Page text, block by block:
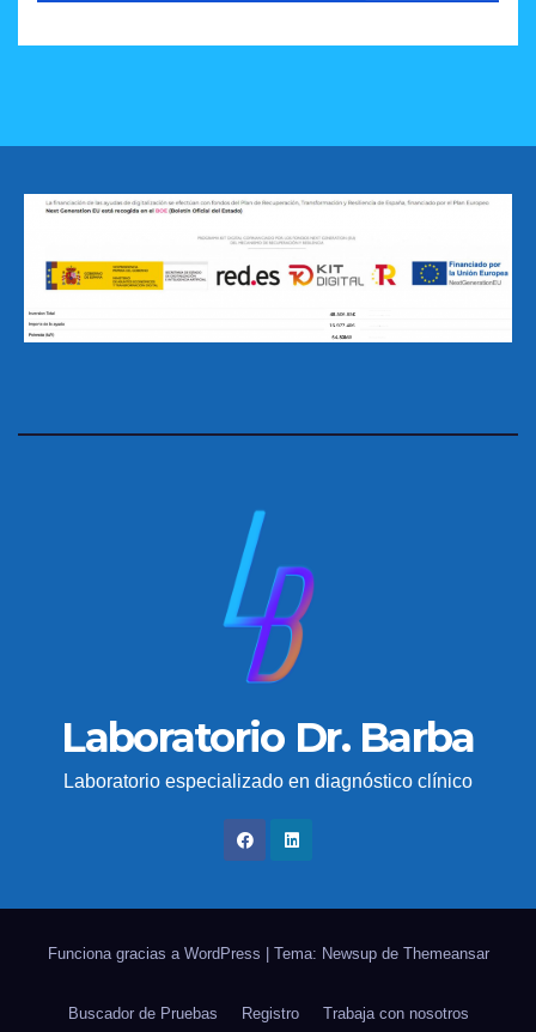
Laboratorio Dr. Barba
Laboratorio especializado en diagnóstico clínico
Funciona gracias a WordPress | Tema: Newsup de Themeansar
Buscador de Pruebas Registro Trabaja con nosotros